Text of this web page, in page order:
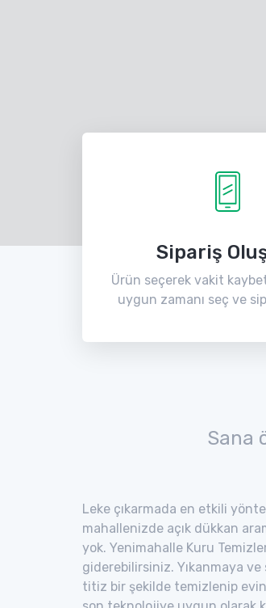
Sipariş
Ürün seçerek vakit
uygun zamanı seç ve
Sana
Leke çıkarmada en etkili
mahallenizde açık dükkan
yok. Yenimahalle Kuru
giderebilirsiniz. Yıkanmaya
titiz bir şekilde temizlenip